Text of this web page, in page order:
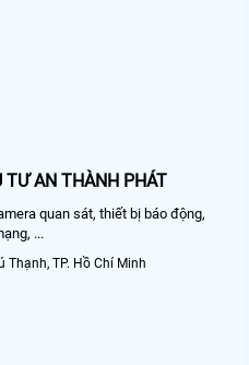
TƯ AN THÀNH PHÁT
quan sát, thiết bị báo động,
...
Thạnh, TP. Hồ Chí Minh